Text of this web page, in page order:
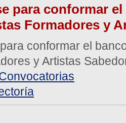
para conformar
Formadores y
conformar el
y Artistas